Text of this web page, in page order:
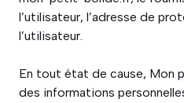
l’utilisateur, l’adresse de
l’utilisateur.
En tout état de cause, Mon
des informations